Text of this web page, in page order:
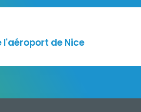
l'aéroport de Nice